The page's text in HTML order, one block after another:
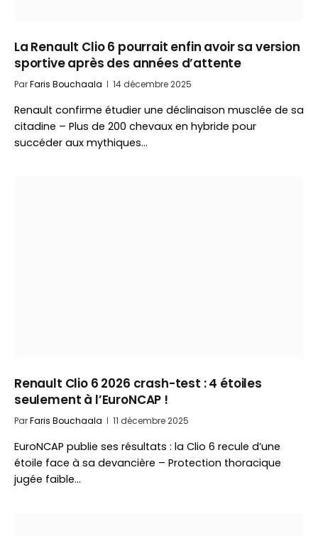
La Renault Clio 6 pourrait enfin avoir sa version
sportive après des années d’attente
ParFaris Bouchaala 14 décembre 2025
Renault confirme étudier une déclinaison musclée de sa
citadine – Plus de 200 chevaux en hybride pour
succéder aux mythiques…
Renault Clio 6 2026 crash-test : 4 étoiles
seulement à l’EuroNCAP !
ParFaris Bouchaala 11 décembre 2025
EuroNCAP publie ses résultats : la Clio 6 recule d’une
étoile face à sa devancière – Protection thoracique
jugée faible…